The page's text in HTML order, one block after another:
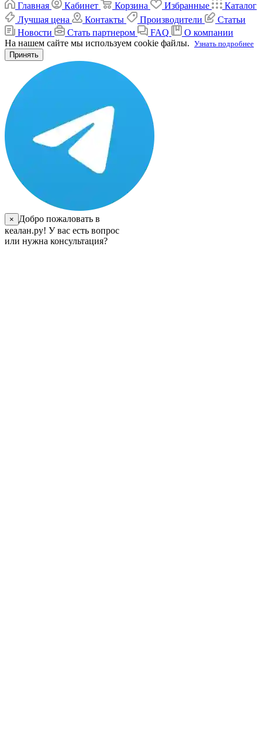
Главная
Кабинет Корзина Избранные
Каталог
Лучшая цена
Контакты Производители
Статьи
Новости
Стать партнером FAQ
О компании
На нашем сайте мы используем cookie файлы. Узнать подробнее
Принять
×
Добро пожаловать в
кеалан.ру! У вас есть вопрос
или нужна консультация?